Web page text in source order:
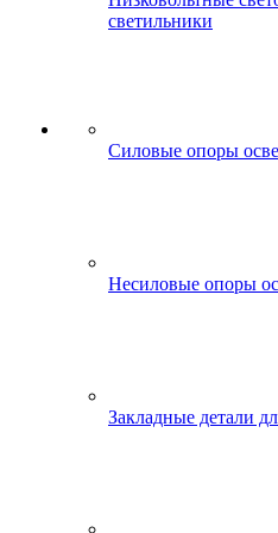
светильники
Силовые опоры
Несиловые опоры
Закладные детали